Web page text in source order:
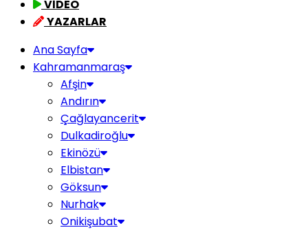
VİDEO
YAZARLAR
Ana Sayfa
Kahramanmaraş
Afşin
Andırın
Çağlayancerit
Dulkadiroğlu
Ekinözü
Elbistan
Göksun
Nurhak
Onikişubat